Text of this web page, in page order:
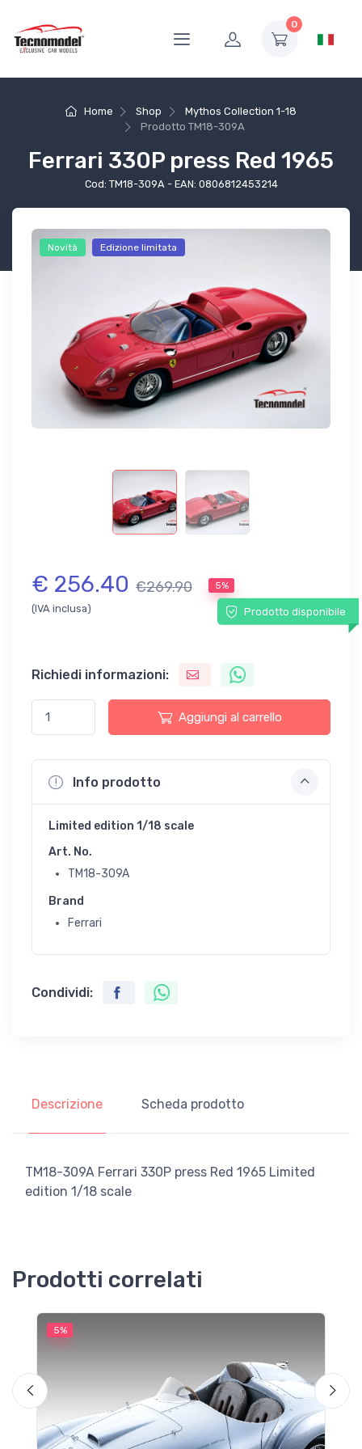
0
Home Shop
Mythos Collection 1-18
Prodotto TM18-309A
Ferrari 330P press Red 1965
Cod: TM18-309A - EAN: 0806812453214
Novità Edizione limitata
€ 256.40 €269.90 5%
(IVA inclusa) Prodotto disponibile
Richiedi informazioni:
Aggiungi al carrello
Info prodotto
Limited edition 1/18 scale
Art. No.
TM18-309A
Brand
Ferrari
Condividi:
Descrizione Scheda prodotto
TM18-309A Ferrari 330P press Red 1965 Limited
edition 1/18 scale
Prodotti correlati
5%